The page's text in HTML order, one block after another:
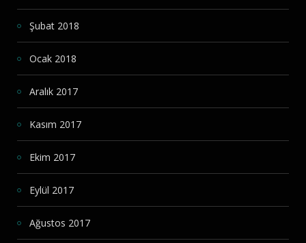
Şubat 2018
Ocak 2018
Aralık 2017
Kasım 2017
Ekim 2017
Eylül 2017
Ağustos 2017